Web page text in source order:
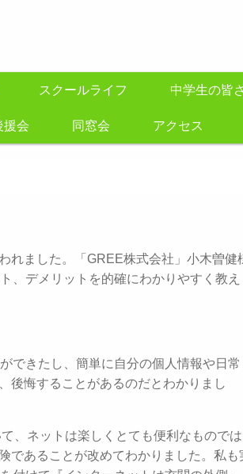
スクールライフ 中学生の皆
援会 同窓会 アクセス
れました。「GREE株式会社」小木曽健
、デメリットを的確にわかりやすく教え
できたし、簡単に自分の個人情報や日常
後悔することがあるのだとわかりまし
、ネットは楽しくとても便利なものでは
であることが改めてわかりました。私も